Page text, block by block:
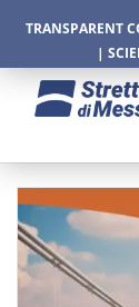
TRANSPARENT
|